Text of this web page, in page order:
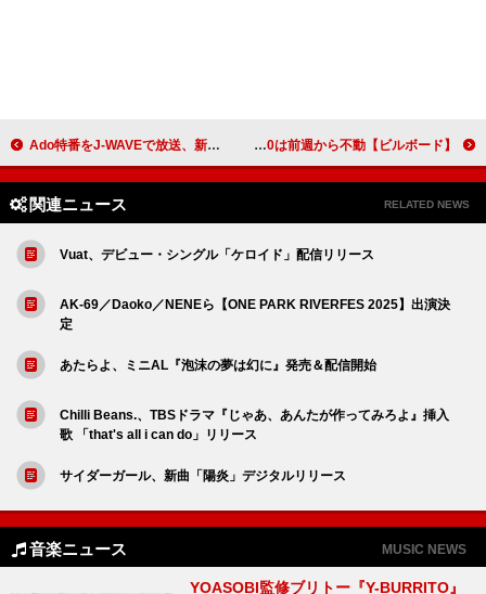
Ado特番をJ-WAVEで放送、新曲「MAGIC」フルサイズOA＆2025年ワールドツアーを振り返る 【ビルボード】米津玄師「IRIS OUT」3週連続でアニメ首位 トップ10は前週から不動
関連ニュース RELATED NEWS
Vuat、デビュー・シングル「ケロイド」配信リリース
AK-69／Daoko／NENEら【ONE PARK RIVERFES 2025】出演決
定
あたらよ、ミニAL『泡沫の夢は幻に』発売＆配信開始
Chilli Beans.、TBSドラマ『じゃあ、あんたが作ってみろよ』挿入
歌 「that's all i can do」リリース
サイダーガール、新曲「陽炎」デジタルリリース
音楽ニュース MUSIC NEWS
YOASOBI監修ブリトー『Y-BURRITO』